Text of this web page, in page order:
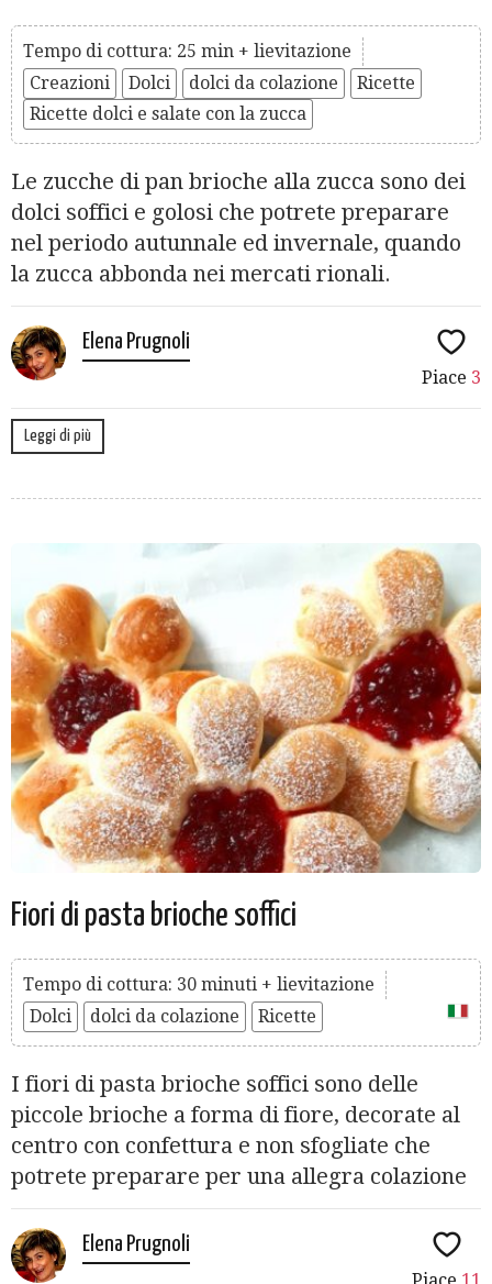
Tempo di cottura: 25 min + lievitazione
Creazioni
Dolci dolci da colazione
Ricette
Ricette dolci e salate con la zucca
Le zucche di pan brioche alla zucca sono dei
dolci soffici e golosi che potrete preparare
nel periodo autunnale ed invernale, quando
la zucca abbonda nei mercati rionali.
Elena Prugnoli
Piace 3
Leggi di più
Fiori di pasta brioche soffici
Tempo di cottura: 30 minuti + lievitazione
Dolci
dolci da colazione Ricette
I fiori di pasta brioche soffici sono delle
piccole brioche a forma di fiore, decorate al
centro con confettura e non sfogliate che
potrete preparare per una allegra colazione
Elena Prugnoli
Piace 11